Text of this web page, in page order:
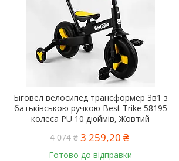
Біговел велосипед трансформер 3в1 з
батьківською ручкою Best Trike 58195
колеса PU 10 дюймів, Жовтий
4 074 ₴ 3 259,20 ₴
Готово до відправки